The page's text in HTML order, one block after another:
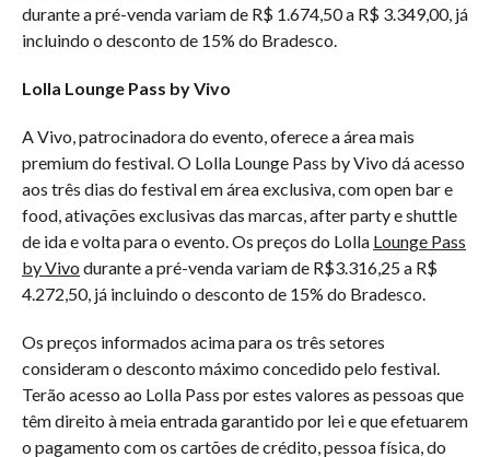
durante a pré-venda variam de R$ 1.674,50 a R$ 3.349,00, já
incluindo o desconto de 15% do Bradesco.
Lolla Lounge Pass by Vivo
A Vivo, patrocinadora do evento, oferece a área mais
premium do festival. O Lolla Lounge Pass by Vivo dá acesso
aos três dias do festival em área exclusiva, com open bar e
food, ativações exclusivas das marcas, after party e shuttle
de ida e volta para o evento. Os preços do Lolla Lounge Pass
by Vivo durante a pré-venda variam de R$3.316,25 a R$
4.272,50, já incluindo o desconto de 15% do Bradesco.
Os preços informados acima para os três setores
consideram o desconto máximo concedido pelo festival.
Terão acesso ao Lolla Pass por estes valores as pessoas que
têm direito à meia entrada garantido por lei e que efetuarem
o pagamento com os cartões de crédito, pessoa física, do